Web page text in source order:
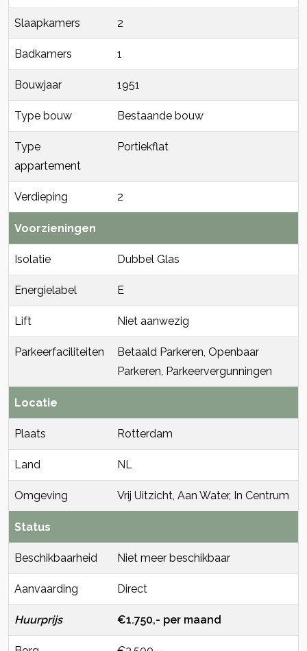
Slaapkamers 2
Badkamers 1
Bouwjaar 1951
Type bouw Bestaande bouw
Type
appartement
Portiekflat
Verdieping 2
Voorzieningen
Isolatie Dubbel Glas
Energielabel E
Lift Niet aanwezig
Parkeerfaciliteiten
Betaald Parkeren, Openbaar
Parkeren, Parkeervergunningen
Locatie
Plaats Rotterdam
Land NL
Omgeving Vrij Uitzicht, Aan Water, In Centrum
Status
Beschikbaarheid Niet meer beschikbaar
Aanvaarding Direct
Huurprijs €1.750,- per maand